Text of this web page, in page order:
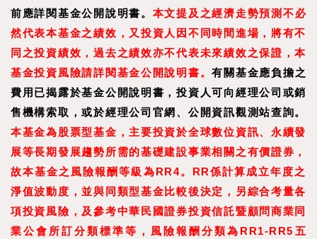
前應詳閱基金公開說明書。 本文提及之經濟走勢預測不必
然代表本基金之績效，又投資人因不同時間進場，將有不
同之投資績效，過去之績效亦不代表未來績效之保證，本
基金投資風險請詳閱基金公開說明書。有關基金應負擔之
費用已揭露於基金公開說明書，投資人可向經理公司或銷
售機構索取，或於經理公司官網、公開資訊觀測站查詢。
本基金為股票型基金，主要投資於全球數位資訊、永續發
展等長期發展趨勢所需的基礎建設事業相關之有價證券，
故本基金之風險報酬等級為RR4。RR係計算成立年度之
淨值波動度，並與同類型基金比較後決定，另綜合考量各
項投資風險，及參考中華民國證券投資信託暨顧問商業同
業公會所訂分類標準等，風險報酬分類為RR1-RR5五